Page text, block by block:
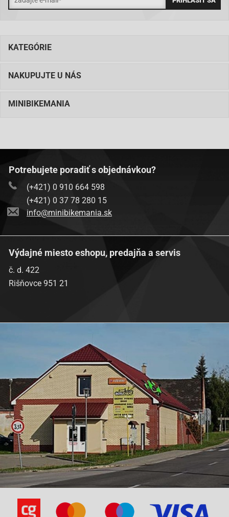
KATEGÓRIE
NAKUPUJTE U NÁS
MINIBIKEMANIA
Potrebujete poradiť s objednávkou?
(+421) 0 910 664 598
(+421) 0 37 78 280 15
info@minibikemania.sk
Výdajné miesto eshopu, predajňa a servis
č. d. 422
Rišňovce 951 21